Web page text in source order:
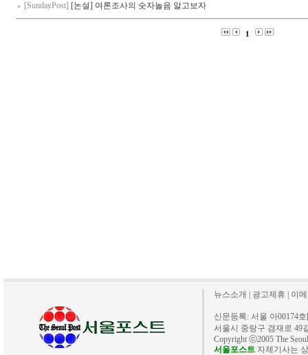
[SundayPost] [논설] 여론조사의 숫자놀음 알고보자
1
뉴스소개 광고제휴 이
신문등록: 서울 아00174
서울시 중랑구 겸재로 49
Copyright ⓒ2005 The
서울포스트 자체기사는